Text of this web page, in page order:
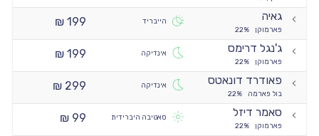
גאיה
פארמוקן 22%
הייבריד
199 ₪
ג'נגל דרימס
פארמוקן 22%
אינדיקה
199 ₪
פאודרד דונאטס
בול פארמה 22%
אינדיקה
299 ₪
סאמר דיזל
פארמוקן 22%
סאטיבה היברידית
99 ₪